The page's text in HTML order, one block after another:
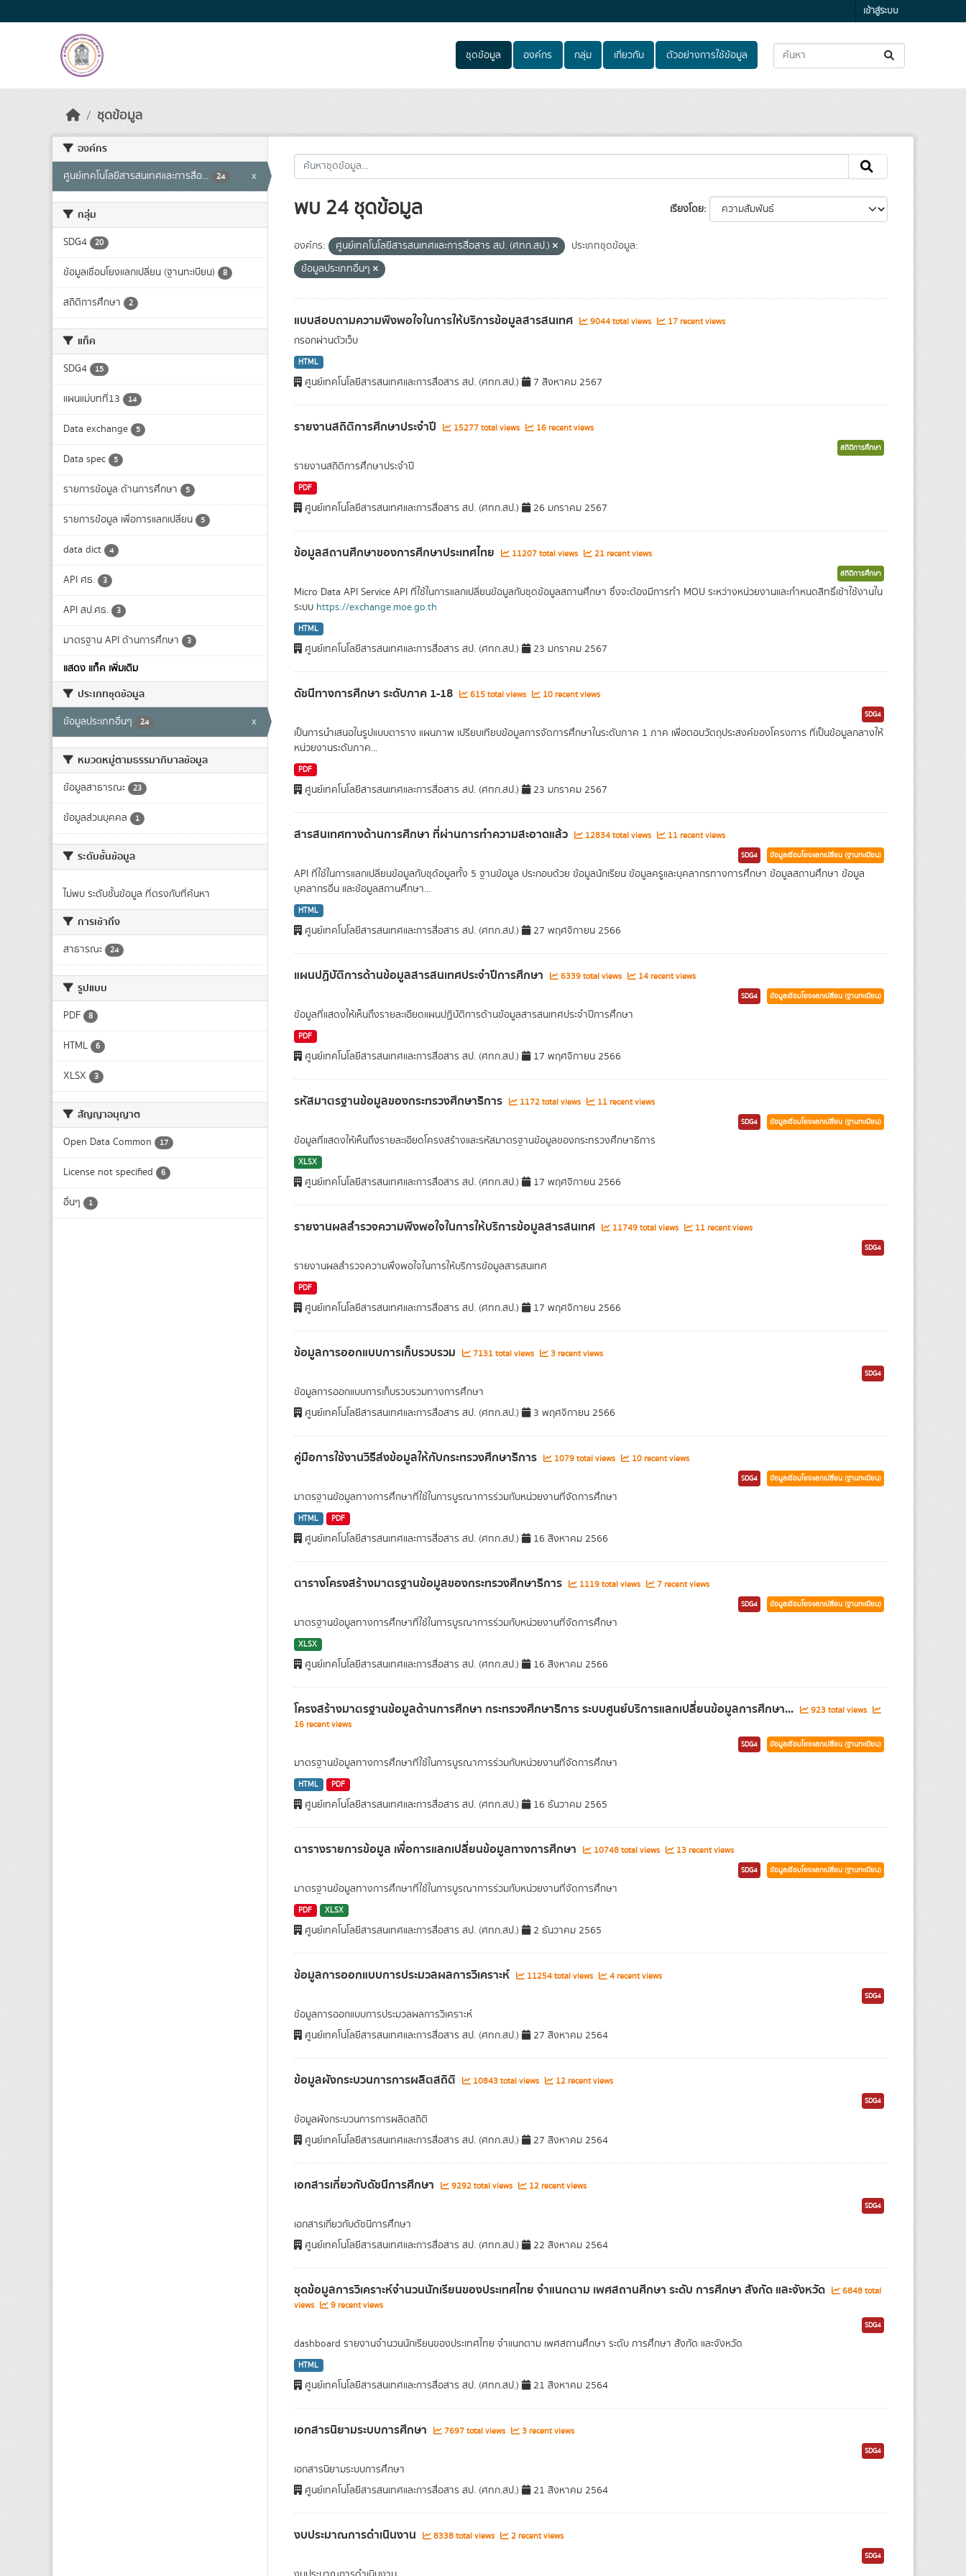
เข้าสู่ระบบ
ชุดข้อมูล องค์กร กลุ่ม เกี่ยวกับ ตัวอย่างการใช้ข้อมูล
ชุดข้อมูล
องค์กร
ศูนย์เทคโนโลยีสารสนเทศและการสื่อ... 24 x
กลุ่ม
SDG4 20
ข้อมูลเชื่อมโยงแลกเปลี่ยน (ฐานทะเบียน) 8
สถิติการศึกษา 2
แท็ค
SDG4 15
แผนแม่บทที่13 14
Data exchange 5
Data spec 5
รายการข้อมูล ด้านการศึกษา 5
รายการข้อมูล เพื่อการแลกเปลี่ยน 5
data dict 4
API ศธ. 3
API สป.ศธ. 3
มาตรฐาน API ด้านการศึกษา 3
แสดง แท็ค เพิ่มเติม
ประเภทชุดข้อมูล
ข้อมูลประเภทอื่นๆ 24 x
หมวดหมู่ตามธรรมาภิบาลข้อมูล
ข้อมูลสาธารณะ 23
ข้อมูลส่วนบุคคล 1
ระดับชั้นข้อมูล
ไม่พบ ระดับชั้นข้อมูล ที่ตรงกับที่ค้นหา
การเข้าถึง
สาธารณะ 24
รูปแบบ
PDF 8
HTML 6
XLSX 3
สัญญาอนุญาต
Open Data Common 17
License not specified 6
อื่นๆ 1
เรียงโดย
พบ 24 ชุดข้อมูล
องค์กร: ศูนย์เทคโนโลยีสารสนเทศและการสื่อสาร สป. (ศทก.สป.)
ประเภทชุดข้อมูล:
ข้อมูลประเภทอื่นๆ
แบบสอบถามความพึงพอใจในการให้บริการข้อมูลสารสนเทศ 9044 total views 17 recent views
กรอกผ่านตัวเว็บ
HTML
ศูนย์เทคโนโลยีสารสนเทศและการสื่อสาร สป. (ศทก.สป.) 7 สิงหาคม 2567
รายงานสถิติการศึกษาประจำปี 15277 total views 16 recent views
สถิติการศึกษา
รายงานสถิติการศึกษาประจำปี
PDF
ศูนย์เทคโนโลยีสารสนเทศและการสื่อสาร สป. (ศทก.สป.) 26 มกราคม 2567
ข้อมูลสถานศึกษาของการศึกษาประเทศไทย 11207 total views 21 recent views
สถิติการศึกษา
Micro Data API Service API ที่ใช้ในการแลกเปลี่ยนข้อมูลกับชุดข้อมูลสถานศึกษา ซึ่งจะต้องมีการทำ MOU ระหว่างหน่วยงานและกำหนดสิทธิ์เข้าใช้งานใน
ระบบ https://exchange.moe.go.th
HTML
ศูนย์เทคโนโลยีสารสนเทศและการสื่อสาร สป. (ศทก.สป.) 23 มกราคม 2567
ดัชนีทางการศึกษา ระดับภาค 1-18 615 total views 10 recent views
SDG4
เป็นการนำเสนอในรูปแบบตาราง แผนภาพ เปรียบเทียบข้อมูลการจัดการศึกษาในระดับภาค 1 ภาค เพื่อตอบวัตถุประสงค์ของโครงการ ที่เป็นข้อมูลกลางให้
หน่วยงานระดับภาค...
PDF
ศูนย์เทคโนโลยีสารสนเทศและการสื่อสาร สป. (ศทก.สป.) 23 มกราคม 2567
สารสนเทศทางด้านการศึกษา ที่ผ่านการทำความสะอาดแล้ว 12834 total views 11 recent views
SDG4 ข้อมูลเชื่อมโยงแลกเปลี่ยน (ฐานทะเบียน)
API ที่ใช้ในการแลกเปลี่ยนข้อมูลกับชุด้อมูลทั้ง 5 ฐานข้อมูล ประกอบด้วย ข้อมูลนักเรียน ข้อมูลครูและบุคลากรทางการศึกษา ข้อมูลสถานศึกษา ข้อมูล
บุคลากรอื่น และข้อมูลสถานศึกษา...
HTML
ศูนย์เทคโนโลยีสารสนเทศและการสื่อสาร สป. (ศทก.สป.) 27 พฤศจิกายน 2566
แผนปฏิบัติการด้านข้อมูลสารสนเทศประจำปีการศึกษา 6339 total views 14 recent views
SDG4 ข้อมูลเชื่อมโยงแลกเปลี่ยน (ฐานทะเบียน)
ข้อมูลที่แสดงให้เห็นถึงรายละเอียดแผนปฏิบัติการด้านข้อมูลสารสนเทศประจำปีการศึกษา
PDF
ศูนย์เทคโนโลยีสารสนเทศและการสื่อสาร สป. (ศทก.สป.) 17 พฤศจิกายน 2566
รหัสมาตรฐานข้อมูลของกระทรวงศึกษาธิการ 1172 total views 11 recent views
SDG4 ข้อมูลเชื่อมโยงแลกเปลี่ยน (ฐานทะเบียน)
ข้อมูลที่แสดงให้เห็นถึงรายละเอียดโครงสร้างและรหัสมาตรฐานข้อมูลของกระทรวงศึกษาธิการ
XLSX
ศูนย์เทคโนโลยีสารสนเทศและการสื่อสาร สป. (ศทก.สป.) 17 พฤศจิกายน 2566
รายงานผลสำรวจความพึงพอใจในการให้บริการข้อมูลสารสนเทศ 11749 total views 11 recent views
SDG4
รายงานผลสำรวจความพึงพอใจในการให้บริการข้อมูลสารสนเทศ
PDF
ศูนย์เทคโนโลยีสารสนเทศและการสื่อสาร สป. (ศทก.สป.) 17 พฤศจิกายน 2566
ข้อมูลการออกแบบการเก็บรวบรวม 7131 total views 3 recent views
SDG4
ข้อมูลการออกแบบการเก็บรวบรวมทางการศึกษา
ศูนย์เทคโนโลยีสารสนเทศและการสื่อสาร สป. (ศทก.สป.)
3 พฤศจิกายน 2566
คู่มือการใช้งานวิธีส่งข้อมูลให้กับกระทรวงศึกษาธิการ 1079 total views 10 recent views
SDG4 ข้อมูลเชื่อมโยงแลกเปลี่ยน (ฐานทะเบียน)
มาตรฐานข้อมูลทางการศึกษาที่ใช้ในการบูรณาการร่วมกับหน่วยงานที่จัดการศึกษา
HTML PDF
ศูนย์เทคโนโลยีสารสนเทศและการสื่อสาร สป. (ศทก.สป.) 16 สิงหาคม 2566
ตารางโครงสร้างมาตรฐานข้อมูลของกระทรวงศึกษาธิการ 1119 total views 7 recent views
SDG4 ข้อมูลเชื่อมโยงแลกเปลี่ยน (ฐานทะเบียน)
มาตรฐานข้อมูลทางการศึกษาที่ใช้ในการบูรณาการร่วมกับหน่วยงานที่จัดการศึกษา
XLSX
ศูนย์เทคโนโลยีสารสนเทศและการสื่อสาร สป. (ศทก.สป.) 16 สิงหาคม 2566
โครงสร้างมาตรฐานข้อมูลด้านการศึกษา กระทรวงศึกษาธิการ ระบบศูนย์บริการแลกเปลี่ยนข้อมูลการศึกษา...
923 total views
16 recent views
SDG4 ข้อมูลเชื่อมโยงแลกเปลี่ยน (ฐานทะเบียน)
มาตรฐานข้อมูลทางการศึกษาที่ใช้ในการบูรณาการร่วมกับหน่วยงานที่จัดการศึกษา
HTML PDF
ศูนย์เทคโนโลยีสารสนเทศและการสื่อสาร สป. (ศทก.สป.) 16 ธันวาคม 2565
ตารางรายการข้อมูล เพื่อการแลกเปลี่ยนข้อมูลทางการศึกษา 10748 total views 13 recent views
SDG4 ข้อมูลเชื่อมโยงแลกเปลี่ยน (ฐานทะเบียน)
มาตรฐานข้อมูลทางการศึกษาที่ใช้ในการบูรณาการร่วมกับหน่วยงานที่จัดการศึกษา
PDF XLSX
ศูนย์เทคโนโลยีสารสนเทศและการสื่อสาร สป. (ศทก.สป.) 2 ธันวาคม 2565
ข้อมูลการออกแบบการประมวลผลการวิเคราะห์ 11254 total views 4 recent views
SDG4
ข้อมูลการออกแบบการประมวลผลการวิเคราะห์
ศูนย์เทคโนโลยีสารสนเทศและการสื่อสาร สป. (ศทก.สป.)
27 สิงหาคม 2564
ข้อมูลผังกระบวนการการผลิตสถิติ 10843 total views 12 recent views
SDG4
ข้อมูลผังกระบวนการการผลิตสถิติ
ศูนย์เทคโนโลยีสารสนเทศและการสื่อสาร สป. (ศทก.สป.)
27 สิงหาคม 2564
เอกสารเกี่ยวกับดัชนีการศึกษา 9292 total views 12 recent views
SDG4
เอกสารเกี่ยวกับดัชนีการศึกษา
ศูนย์เทคโนโลยีสารสนเทศและการสื่อสาร สป. (ศทก.สป.)
22 สิงหาคม 2564
ชุดข้อมูลการวิเคราะห์จำนวนนักเรียนของประเทศไทย จำแนกตาม เพศสถานศึกษา ระดับ การศึกษา สังกัด และจังหวัด
6848 total
views
9 recent views
SDG4
dashboard รายงานจำนวนนักเรียนของประเทศไทย จำแนกตาม เพศสถานศึกษา ระดับ การศึกษา สังกัด และจังหวัด
HTML
ศูนย์เทคโนโลยีสารสนเทศและการสื่อสาร สป. (ศทก.สป.) 21 สิงหาคม 2564
เอกสารนิยามระบบการศึกษา 7697 total views 3 recent views
SDG4
เอกสารนิยามระบบการศึกษา
ศูนย์เทคโนโลยีสารสนเทศและการสื่อสาร สป. (ศทก.สป.)
21 สิงหาคม 2564
งบประมาณการดำเนินงาน 8338 total views 2 recent views
SDG4